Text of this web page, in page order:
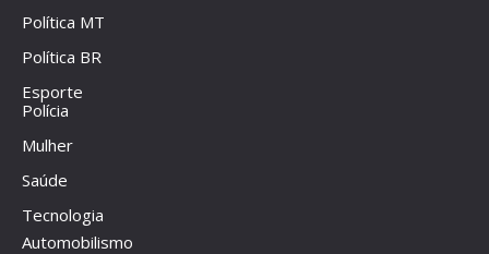
Política MT
Política BR
Esporte
Polícia
Mulher
Saúde
Tecnologia
Automobilismo